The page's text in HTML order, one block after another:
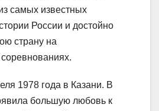
самых известных
России и достойно
страну на
1978 года в Казани. В
большую любовь к